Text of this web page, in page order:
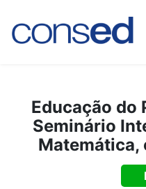
Educação do
Seminário
Matemática,